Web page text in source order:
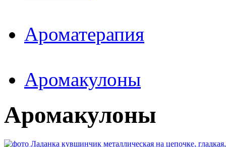
Ароматерапия
Аромакулоны
Аромакулоны